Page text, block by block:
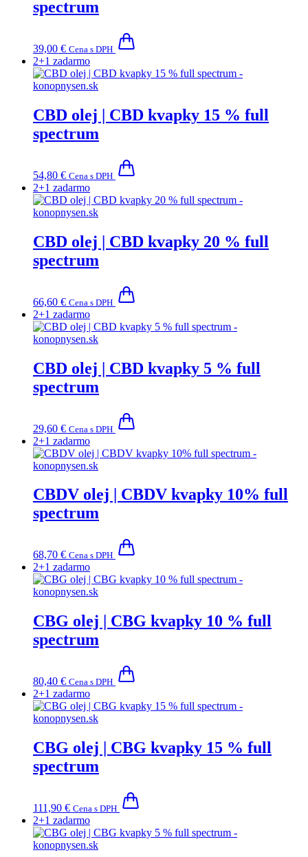
si
na
stránke
produktu.
spectrum
39,00 € Cena s DPH
2+1 zadarmo
CBD olej | CBD kvapky 15 % full
spectrum
54,80 € Cena s DPH
2+1 zadarmo
CBD olej | CBD kvapky 20 % full
spectrum
66,60 € Cena s DPH
2+1 zadarmo
CBD olej | CBD kvapky 5 % full
spectrum
29,60 € Cena s DPH
2+1 zadarmo
CBDV olej | CBDV kvapky 10% full
spectrum
68,70 € Cena s DPH
2+1 zadarmo
CBG olej | CBG kvapky 10 % full
spectrum
80,40 € Cena s DPH
2+1 zadarmo
CBG olej | CBG kvapky 15 % full
spectrum
111,90 € Cena s DPH
2+1 zadarmo